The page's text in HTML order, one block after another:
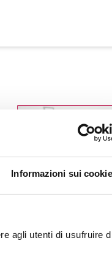
Informazioni sui cookie
agli utenti di usufruire